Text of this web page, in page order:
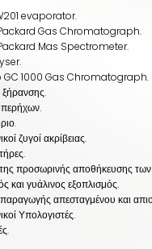
evaporator.
Gas Chromatograph.
Mas Spectrometer.
1000 Gas Chromatograph.
ζυγοί ακρίβειας.
προσωρινής αποθήκευσης των
και γυάλινος εξοπλισμός.
απεσταγμένου και
Υπολογιστές.